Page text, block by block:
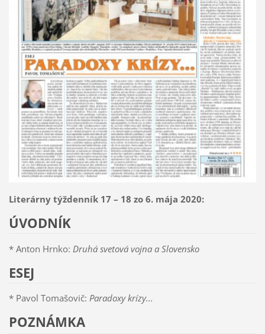
Literárny týždenník 17 – 18 zo 6. mája 2020:
ÚVODNÍK
* Anton Hrnko: Druhá svetová vojna a Slovensko
ESEJ
* Pavol Tomašovič: Paradoxy krízy...
POZNÁMKA